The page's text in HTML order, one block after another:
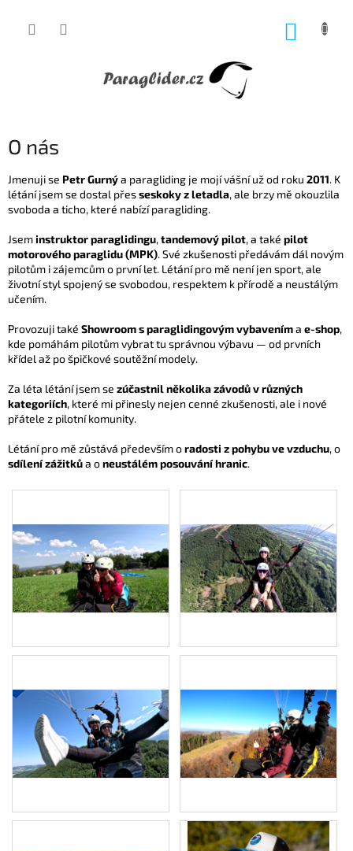
obsah
O nás
Jmenuji se Petr Gurnýa paragliding je mojí vášní už od roku 2011. K
létání jsem se dostal přesseskoky z letadla, ale brzy mě okouzlila
svoboda a ticho, které nabízí paragliding.
Jseminstruktor paraglidingu,tandemový pilot, a také pilot
motorového paraglidu (MPK).Své zkušenosti předávám dál novým
pilotům i zájemcům o první let. Létání pro mě není jen sport, ale
životní styl spojený se svobodou, respektem k přírodě a neustálým
učením.
Provozuji také Showroom s paraglidingovým vybaveníma e-shop,
kde pomáhám pilotům vybrat tu správnou výbavu — od prvních
křídel až po špičkové soutěžní modely.
Za léta létání jsem se zúčastnil několika závodů v různých
kategoriích, které mi přinesly nejen cenné zkušenosti, ale i nové
přátele z pilotní komunity.
Létání pro mě zůstává především oradosti z pohybu ve vzduchu, o
sdílení zážitkůa oneustálém posouvání hranic.